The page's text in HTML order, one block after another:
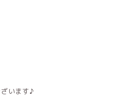
います♪